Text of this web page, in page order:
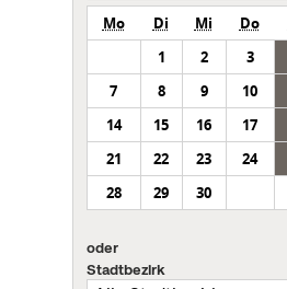
Mo Di Mi Do
1
2 3
7
8 9 10
14
15 16 17
21
22 23 24
28
29 30
oder
Stadtbezirk